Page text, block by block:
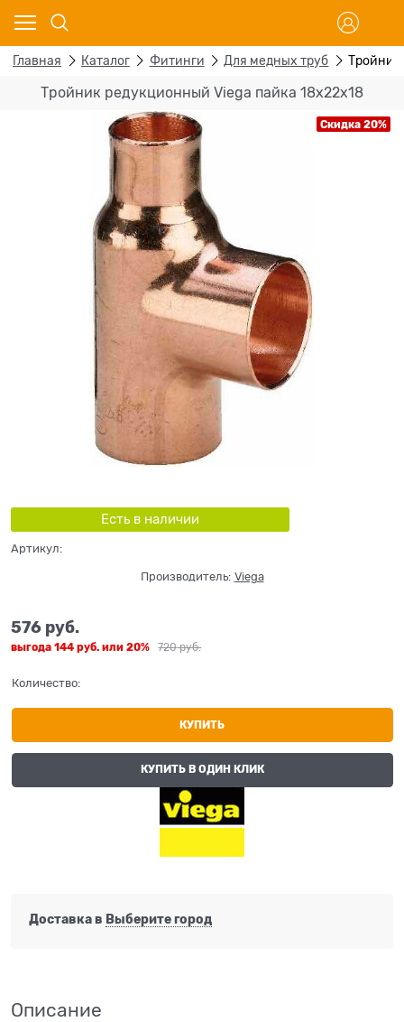
Главная Каталог Фитинги Для медных труб Тройник
Тройник редукционный Viega пайка 18х22х18
Скидка 20%
Есть в наличии
Артикул:
Производитель: Viega
720 руб.
576 руб.
выгода 144 руб. или 20%
Количество:
КУПИТЬ
КУПИТЬ В ОДИН КЛИК
Доставка в Выберите город
Описание